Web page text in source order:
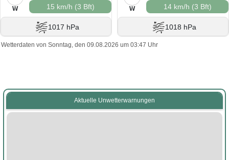
S
W
15 km/h (3 Bft)
1017 hPa
S
W
14 km/h (3 Bft)
1018 hPa
Wetterdaten von Sonntag, den 09.08.2026 um 03:47 Uhr
Aktuelle Unwetterwarnungen